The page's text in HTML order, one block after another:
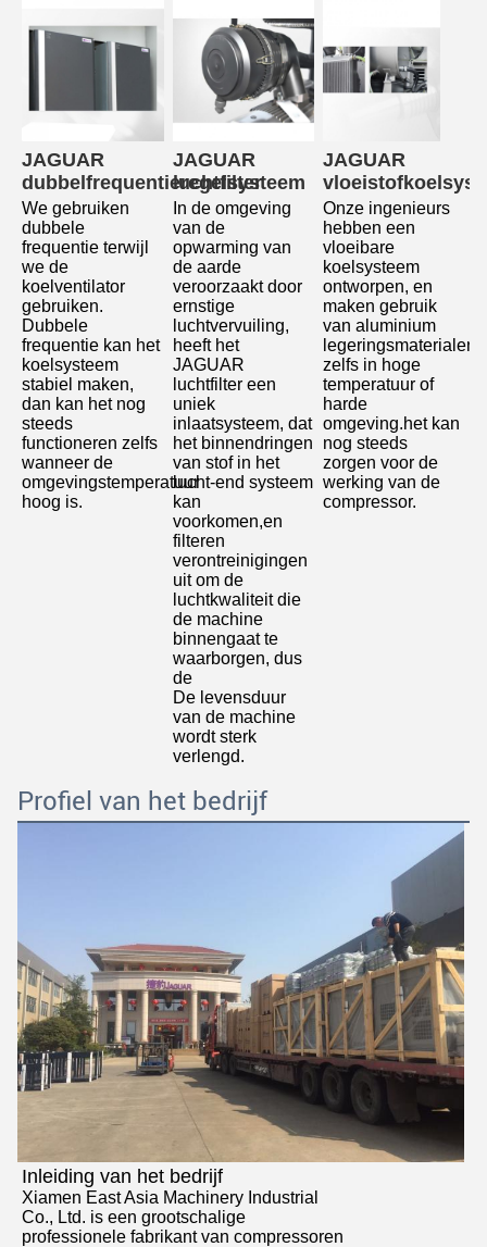
JAGUAR
dubbelfrequentieregelsysteem
We gebruiken
dubbele
frequentie terwijl
we de
koelventilator
gebruiken.
Dubbele
frequentie kan het
koelsysteem
stabiel maken,
dan kan het nog
steeds
functioneren zelfs
wanneer de
omgevingstemperatuur
hoog is.
JAGUAR
luchtfilter
In de omgeving
van de
opwarming van
de aarde
veroorzaakt door
ernstige
luchtvervuiling,
heeft het
JAGUAR
luchtfilter een
uniek
inlaatsysteem, dat
het binnendringen
van stof in het
lucht-end systeem
kan
voorkomen,en
filteren
verontreinigingen
uit om de
luchtkwaliteit die
de machine
binnengaat te
waarborgen, dus
de
De levensduur
van de machine
wordt sterk
verlengd.
JAGUAR
Onze ingenieurs
hebben een
vloeibare
koelsysteem
ontworpen, en
maken gebruik
van aluminium
legeringsmaterialen,
zelfs in hoge
temperatuur of
harde
omgeving.het kan
nog steeds
zorgen voor de
werking van de
compressor.
Profiel van het bedrijf
Inleiding van het bedrijf
Xiamen East Asia Machinery Industrial
Co., Ltd. is een grootschalige
professionele fabrikant van compressoren